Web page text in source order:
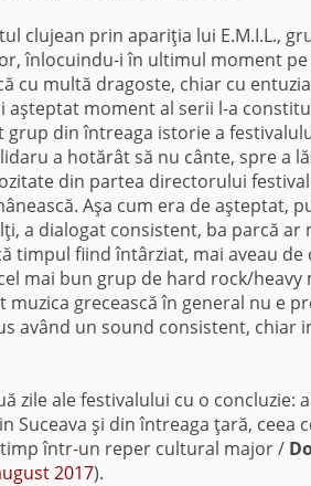
clujean prin apariţia lui E.M.I.L.,
înlocuindu-i în ultimul moment pe
cu multă dragoste, chiar cu
aşteptat moment al serii l-a
din întreaga istorie a
a hotărât să nu cânte, spre a
din partea directorului
Aşa cum era de aşteptat,
a dialogat consistent, ba parcă ar
timpul fiind întârziat, mai aveau
mai bun grup de hard rock/heavy
grecească în general nu e
având un sound consistent, chiar
zile ale festivalului cu o concluzie:
şi din întreaga ţară, ceea
într-un reper cultural major /
2017).